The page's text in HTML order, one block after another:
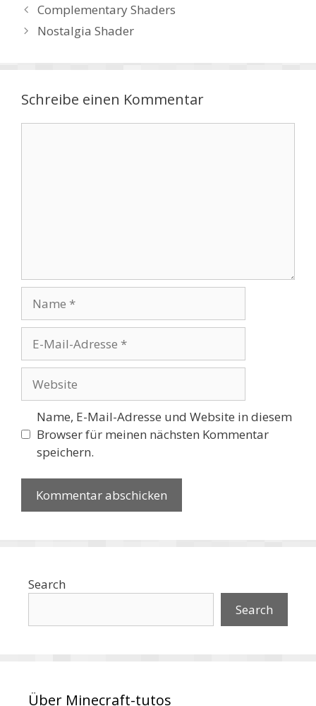
Complementary Shaders
Nostalgia Shader
Schreibe einen Kommentar
Mail-
Adresse
Name, E-Mail-Adresse und Website in diesem
Browser für meinen nächsten Kommentar
speichern.
Search
Search
Über Minecraft-tutos